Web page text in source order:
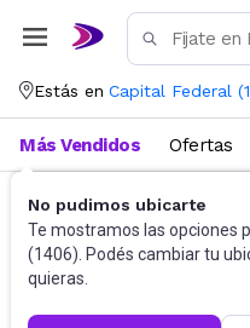
Estás en Capital Federal (
No pudimos ubicarte
Te mostramos las opciones
(1406). Podés cambiar tu
quieras.
Más Vendidos Ofertas
Muñecas y Accesorios